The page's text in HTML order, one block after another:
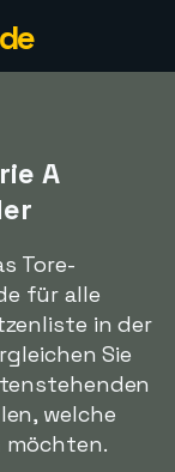
A
Tore-
für alle
in der
Sie
welche
möchten.